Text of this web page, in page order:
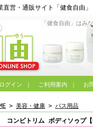
営・通販サイト「健食自由」
「健食自由」はみ
グイン ご利用案内 お
> 美容・健康 > バス用品
コンビトリム ボディソゥプ